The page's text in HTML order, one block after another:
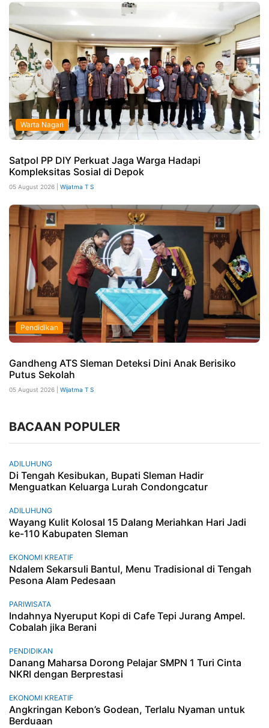
Warta Nagari
Satpol PP DIY Perkuat Jaga Warga Hadapi
Kompleksitas Sosial di Depok
05 August 2026 | Wijatma T S
Pendidikan
Gandheng ATS Sleman Deteksi Dini Anak Berisiko
Putus Sekolah
05 August 2026 | Wijatma T S
BACAAN POPULER
ADILUHUNG
Di Tengah Kesibukan, Bupati Sleman Hadir
Menguatkan Keluarga Lurah Condongcatur
ADILUHUNG
Wayang Kulit Kolosal 15 Dalang Meriahkan Hari Jadi
ke-110 Kabupaten Sleman
EKONOMI KREATIF
Ndalem Sekarsuli Bantul, Menu Tradisional di Tengah
Pesona Alam Pedesaan
PARIWISATA
Indahnya Nyeruput Kopi di Cafe Tepi Jurang Ampel.
Cobalah jika Berani
PENDIDIKAN
Danang Maharsa Dorong Pelajar SMPN 1 Turi Cinta
NKRI dengan Berprestasi
EKONOMI KREATIF
Angkringan Kebon’s Godean, Terlalu Nyaman untuk
Berduaan